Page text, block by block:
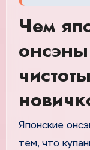
Чем
Японские
тем, что